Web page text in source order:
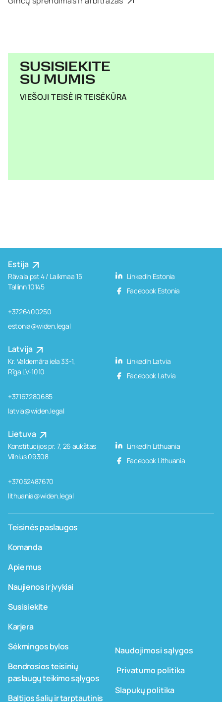
SUSISIEKITE
SU MUMIS
VIEŠOJI TEISĖ IR TEISĖKŪRA
Estija
Rävala pst 4 / Laikmaa 15
Tallinn 10145
+3726400250
estonia@widen.legal
LinkedIn Estonia
Facebook Estonia
Latvija
Kr. Valdemāra iela 33-1,
Rīga LV-1010
+37167280685
latvia@widen.legal
LinkedIn Latvia
Facebook Latvia
Lietuva
Konstitucijos pr. 7, 26 aukštas
Vilnius 09308
+37052487670
lithuania@widen.legal
LinkedIn Lithuania
Facebook Lithuania
Teisinės paslaugos
Komanda
Apie mus
Naujienos ir įvykiai
Susisiekite
Karjera
Sėkmingos bylos
Bendrosios teisinių
paslaugų teikimo sąlygos
Baltijos šalių ir tarptautinis
Naudojimosi sąlygos
­ ­­Privatumo politika
Slapukų politika